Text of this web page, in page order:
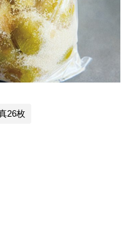
26枚